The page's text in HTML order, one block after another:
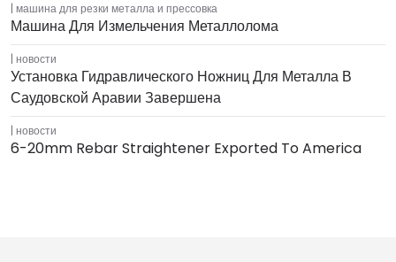
машина для резки металла и прессовка
Машина Для Измельчения Металлолома
новости
Установка Гидравлического Ножниц Для Металла В
Саудовской Аравии Завершена
новости
6-20mm Rebar Straightener Exported To America